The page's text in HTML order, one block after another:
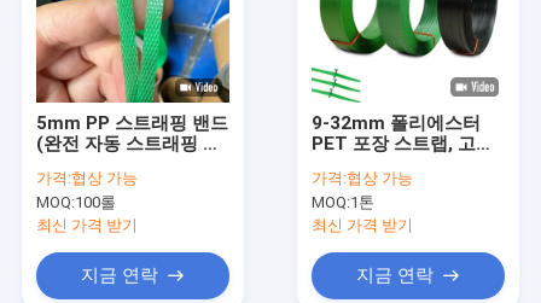
5mm PP 스트래핑 밴드
(완전 자동 스트래핑 기
가격:협상 가능
MOQ:100롤
최신 가격 받기
지금 연락
9-32mm 폴리에스터
PET 포장 스트랩, 고강
스트랩 대체
가격:협상 가능
MOQ:1톤
최신 가격 받기
지금 연락